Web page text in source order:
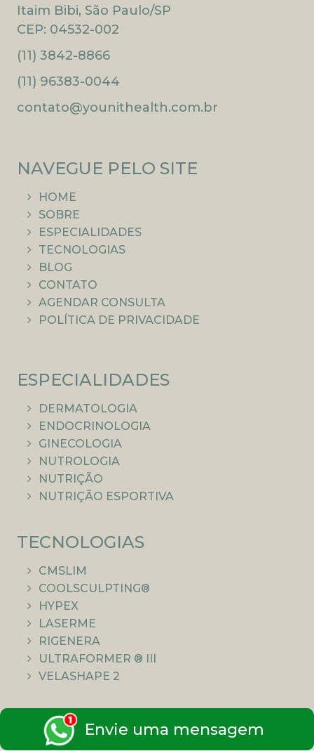
Envie uma mensagem
Itaim Bibi, São Paulo/SP
CEP: 04532-002
(11) 3842-8866
(11) 96383-0044
contato@younithealth.com.br
NAVEGUE PELO SITE
HOME
SOBRE
ESPECIALIDADES
TECNOLOGIAS
BLOG
CONTATO
AGENDAR CONSULTA
POLÍTICA DE PRIVACIDADE
ESPECIALIDADES
DERMATOLOGIA
ENDOCRINOLOGIA
GINECOLOGIA
NUTROLOGIA
NUTRIÇÃO
NUTRIÇÃO ESPORTIVA
TECNOLOGIAS
CMSLIM
COOLSCULPTING®
HYPEX
LASERME
RIGENERA
ULTRAFORMER ® III
VELASHAPE 2
Todas as informações aqui publicadas têm cunho
educacional e são previamente analisadas pela